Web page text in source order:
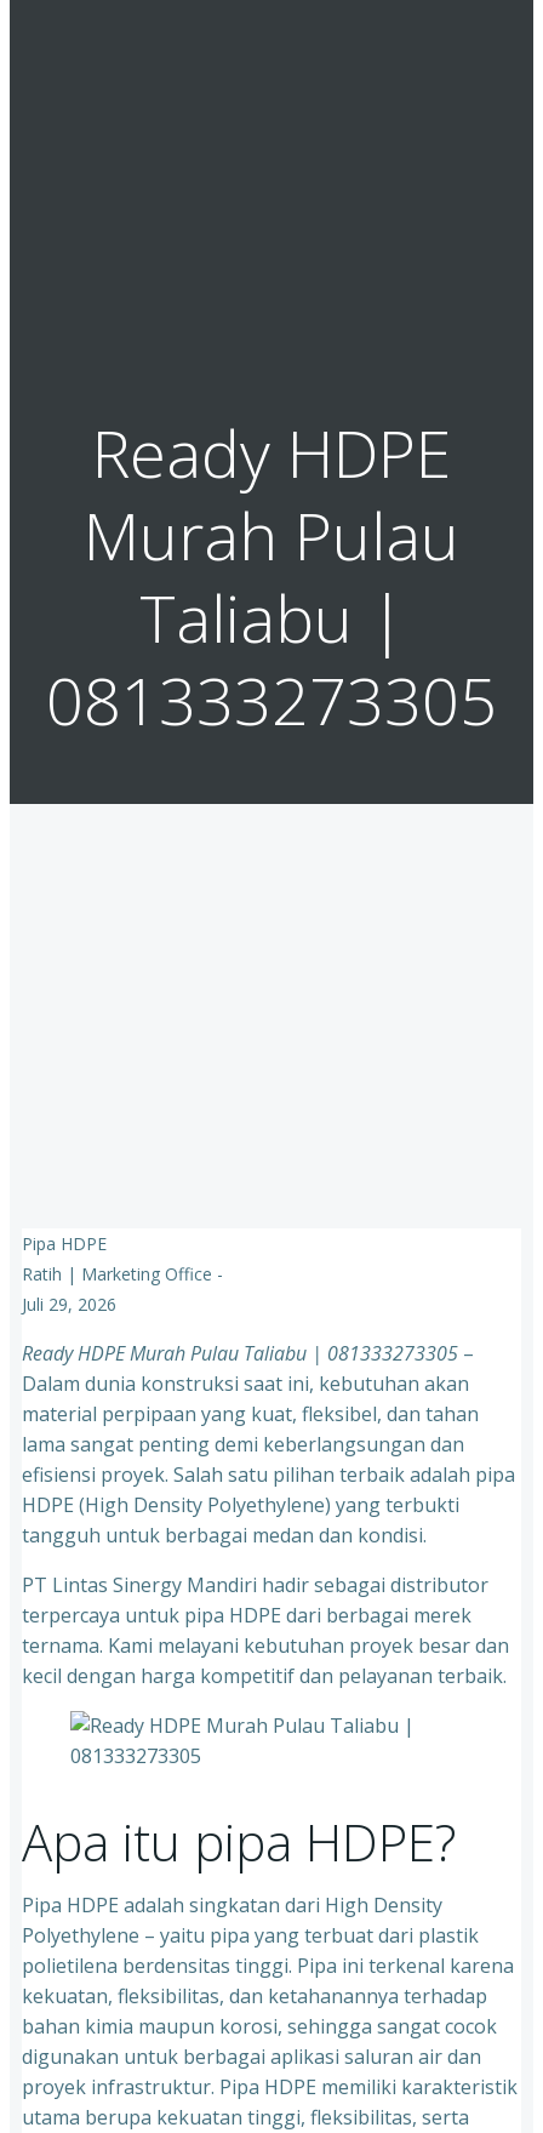
Ready HDPE
Murah Pulau
Taliabu |
081333273305
Pipa HDPE
Ratih | Marketing Office -
Juli 29, 2026
Ready HDPE Murah Pulau Taliabu | 081333273305 –
Dalam dunia konstruksi saat ini, kebutuhan akan
material perpipaan yang kuat, fleksibel, dan tahan
lama sangat penting demi keberlangsungan dan
efisiensi proyek. Salah satu pilihan terbaik adalah pipa
HDPE (High Density Polyethylene) yang terbukti
tangguh untuk berbagai medan dan kondisi.
PT Lintas Sinergy Mandiri hadir sebagai distributor
terpercaya untuk pipa HDPE dari berbagai merek
ternama. Kami melayani kebutuhan proyek besar dan
kecil dengan harga kompetitif dan pelayanan terbaik.
Apa itu pipa HDPE?
Pipa HDPE adalah singkatan dari High Density
Polyethylene – yaitu pipa yang terbuat dari plastik
polietilena berdensitas tinggi. Pipa ini terkenal karena
kekuatan, fleksibilitas, dan ketahanannya terhadap
bahan kimia maupun korosi, sehingga sangat cocok
digunakan untuk berbagai aplikasi saluran air dan
proyek infrastruktur. Pipa HDPE memiliki karakteristik
utama berupa kekuatan tinggi, fleksibilitas, serta